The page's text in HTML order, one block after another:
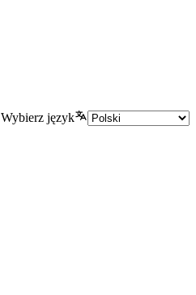
Wybierz język